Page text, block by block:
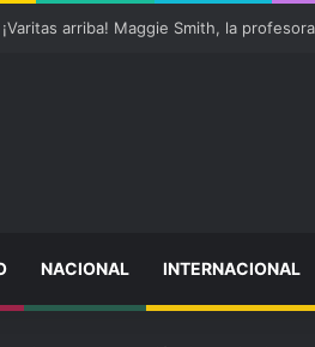
Ter Stegen operado
NACIONAL INTERNACIONAL